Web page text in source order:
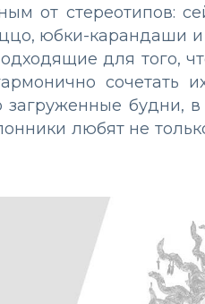
от стереотипов:
юбки-карандаши
для того,
сочетать
будни,
любят не